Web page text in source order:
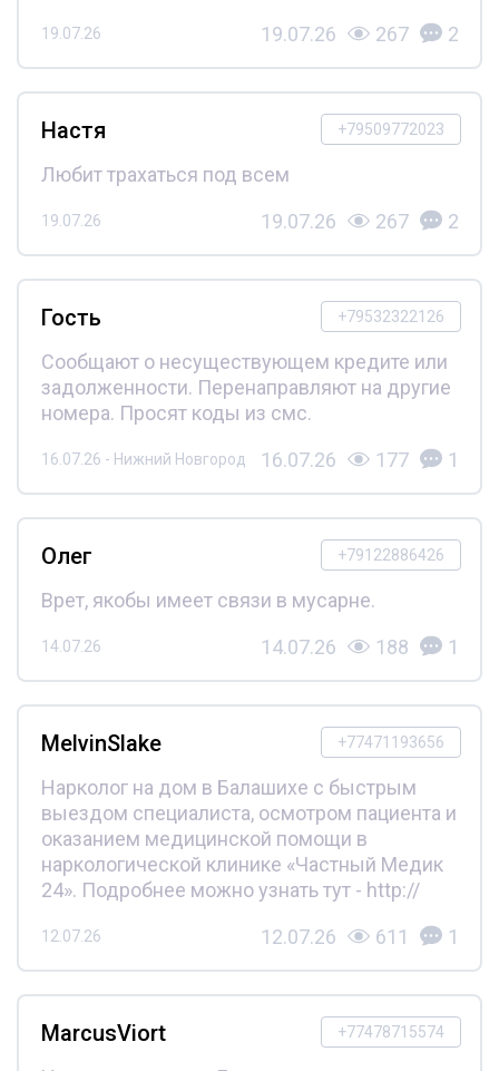
19.07.26 19.07.26 267 2
+79509772023
Настя
Любит трахаться под всем
19.07.26 19.07.26 267 2
+79532322126
Гость
Сообщают о несуществующем кредите или
задолженности. Перенаправляют на другие
номера. Просят коды из смс.
16.07.26 - Нижний Новгород 16.07.26 177 1
+79122886426
Олег
Врет, якобы имеет связи в мусарне.
14.07.26 14.07.26 188 1
+77471193656
MelvinSlake
Нарколог на дом в Балашихе с быстрым
выездом специалиста, осмотром пациента и
оказанием медицинской помощи в
наркологической клинике «Частный Медик
24». Подробнее можно узнать тут - http://
12.07.26 12.07.26 611 1
+77478715574
MarcusViort